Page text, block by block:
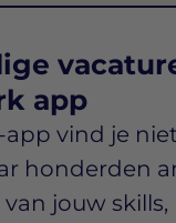
app
vind je
honderden
jouw skills,